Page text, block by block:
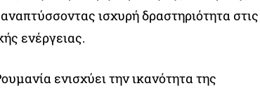
ισχυρή δραστηριότητα στις
ενέργειας.
ενισχύει την ικανότητα της